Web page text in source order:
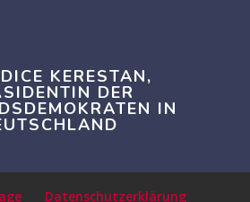
KERESTAN,
DER
IN
Datenschutzerklärung